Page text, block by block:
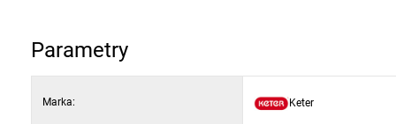
Wewnętrzna przestrzeń do przechowywania idealnie nadaje się
służyć jako wygodne
Parametry
Marka: Keter